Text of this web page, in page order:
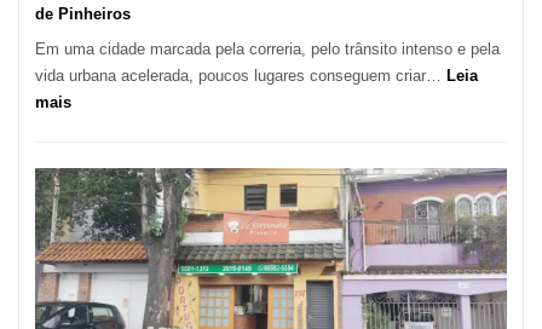
de Pinheiros
Em uma cidade marcada pela correria, pelo trânsito intenso e pela
vida urbana acelerada, poucos lugares conseguem criar… Leia
mais:
Manga
Se
Tornou
Um
dos
Restaurantes